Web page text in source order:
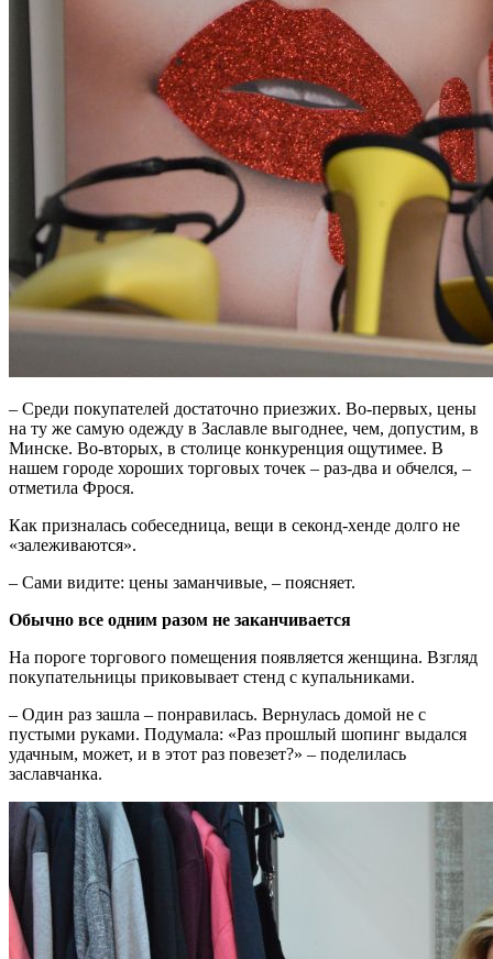
– Среди покупателей достаточно приезжих. Во-первых, цены
на ту же самую одежду в Заславле выгоднее, чем, допустим, в
Минске. Во-вторых, в столице конкуренция ощутимее. В
нашем городе хороших торговых точек – раз-два и обчелся, –
отметила Фрося.
Как призналась собеседница, вещи в секонд-хенде долго не
«залеживаются».
– Сами видите: цены заманчивые, – поясняет.
Обычно все одним разом не заканчивается
На пороге торгового помещения появляется женщина. Взгляд
покупательницы приковывает стенд с купальниками.
– Один раз зашла – понравилась. Вернулась домой не с
пустыми руками. Подумала: «Раз прошлый шопинг выдался
удачным, может, и в этот раз повезет?» – поделилась
заславчанка.